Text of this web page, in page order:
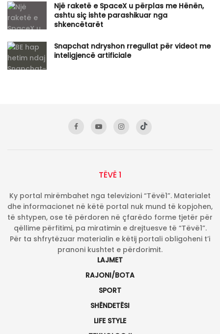
Një raketë e SpaceX u përplas me Hënën,
ashtu siç ishte parashikuar nga
shkencëtarët
Snapchat ndryshon rregullat për videot me
inteligjencë artificiale
TËVË 1
Ky portal mirëmbahet nga televizioni “Tëvë1”. Materialet
dhe informacionet në këtë portal nuk mund të kopjohen,
të shtypen, ose të përdoren në çfarëdo forme tjetër për
qëllime përfitimi, pa miratimin e drejtuesve të “Tëvë1”.
Për ta shfrytëzuar materialin e këtij portali obligoheni t’i
pranoni kushtet e përdorimit.
LAJMET
RAJONI/BOTA
SPORT
SHËNDETËSI
LIFE STYLE